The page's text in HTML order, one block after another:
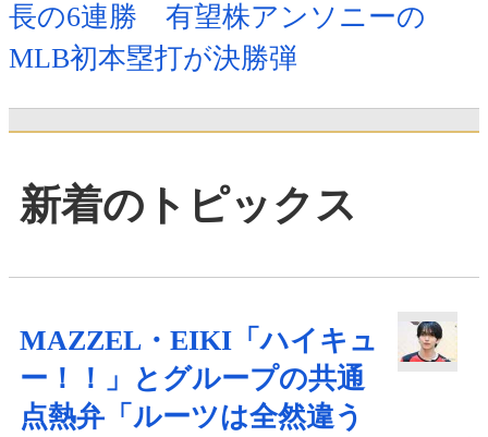
長の6連勝 有望株アンソニーの
MLB初本塁打が決勝弾
新着のトピックス
MAZZEL・EIKI「ハイキュ
ー！！」とグループの共通
点熱弁「ルーツは全然違う